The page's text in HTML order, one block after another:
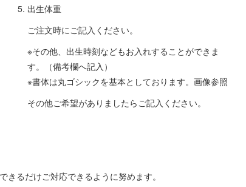
出生体重
ご注文時にご記入ください。
※その他、出生時刻などもお入れすることができま
す。（備考欄へ記入）
※書体は丸ゴシックを基本としております。画像参照
その他ご希望がありましたらご記入ください。
るだけご対応できるように努めます。